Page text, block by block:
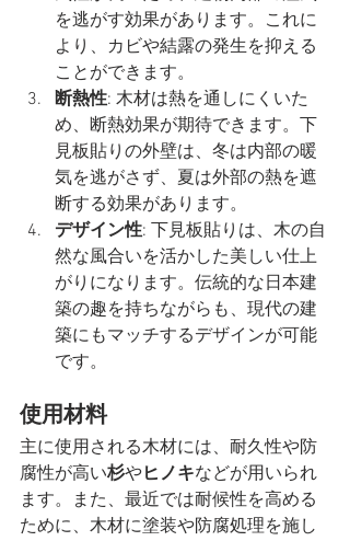
を逃がす効果があります。これに
より、カビや結露の発生を抑える
ことができます。
断熱性: 木材は熱を通しにくいた
め、断熱効果が期待できます。下
見板貼りの外壁は、冬は内部の暖
気を逃がさず、夏は外部の熱を遮
断する効果があります。
デザイン性: 下見板貼りは、木の自
然な風合いを活かした美しい仕上
がりになります。伝統的な日本建
築の趣を持ちながらも、現代の建
築にもマッチするデザインが可能
です。
使用材料
主に使用される木材には、耐久性や防
腐性が高い杉やヒノキなどが用いられ
ます。また、最近では耐候性を高める
ために、木材に塗装や防腐処理を施し